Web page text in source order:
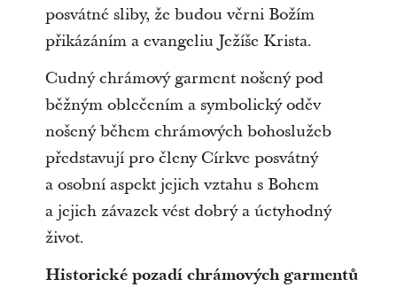
posvátné sliby, že budou věrni Božím
přikázáním a evangeliu Ježíše Krista.
Cudný chrámový garment nošený pod
běžným oblečením a symbolický oděv
nošený během chrámových bohoslužeb
představují pro členy Církve posvátný
a osobní aspekt jejich vztahu s Bohem
a jejich závazek vést dobrý a úctyhodný
život.
Historické pozadí chrámových garmentů